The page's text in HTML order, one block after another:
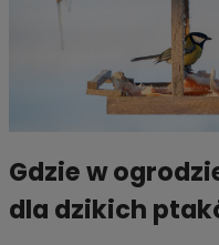
Gdzie w
dla dzikich